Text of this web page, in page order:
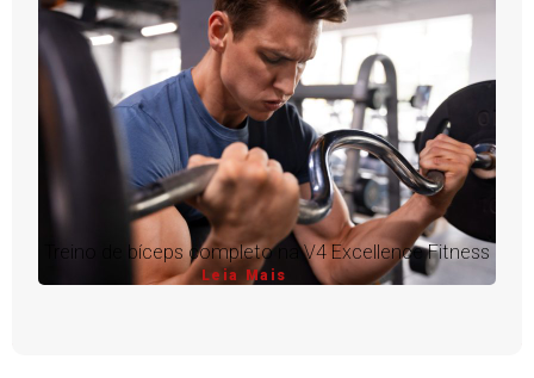
Treino de bíceps completo na V4 Excellence Fitness
Leia Mais